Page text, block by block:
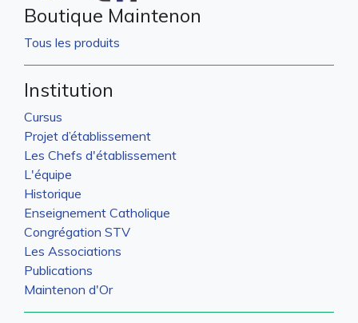
Boutique Maintenon
Tous les produits
Institution
Cursus
Projet d’établissement
Les Chefs d'établissement
L'équipe
Historique
Enseignement Catholique
Congrégation STV
Les Associations
Publications
Maintenon d'Or